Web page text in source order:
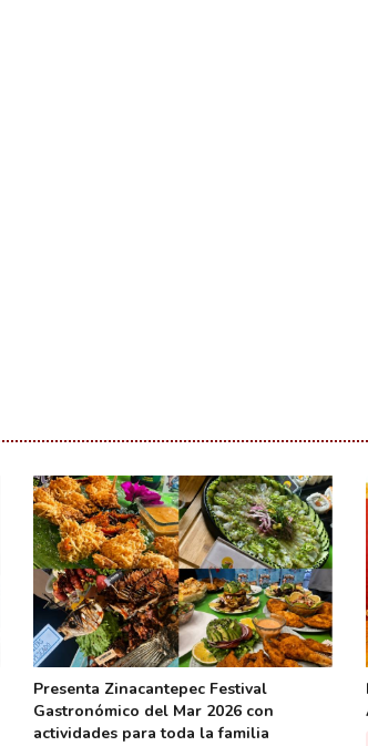
Presenta Zinacantepec Festival
Gastronómico del Mar 2026 con
actividades para toda la familia